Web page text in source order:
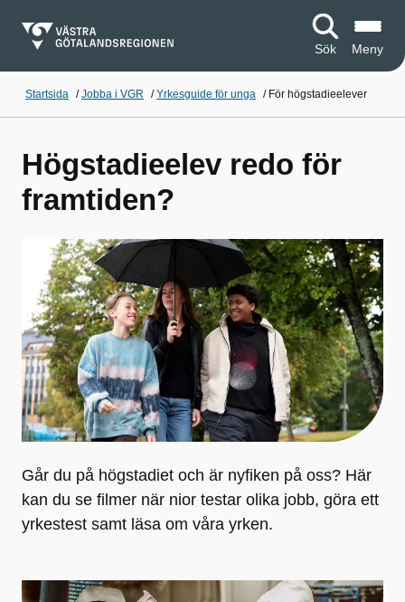
Sök Meny
Startsida /Jobba i VGR /Yrkesguide för unga / För högstadieelever
Högstadieelev redo för
framtiden?
Går du på högstadiet och är nyfiken på oss? Här
kan du se filmer när nior testar olika jobb, göra ett
yrkestest samt läsa om våra yrken.